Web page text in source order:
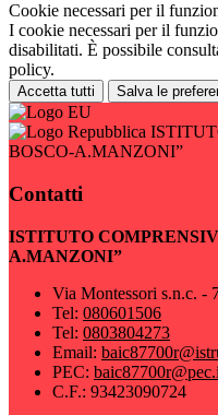
Cookie necessari per il
I cookie necessari per il
disabilitati. È possibile
policy.
Accetta tutti Salva le
BOSCO-A.MANZONI”
Contatti
ISTITUTO
A.MANZONI”
Via Montessori s.n.c. -
Tel: 080601506
Tel: 0803804273
Email:
PEC:
C.F.: 93423090724